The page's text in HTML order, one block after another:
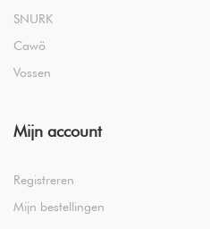
SNURK
Cawö
Vossen
Mijn account
Registreren
Mijn bestellingen